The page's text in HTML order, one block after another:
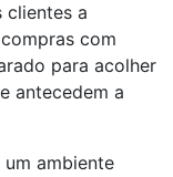
clientes a
com
para acolher
antecedem a
ambiente